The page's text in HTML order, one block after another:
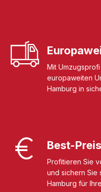
Mit
europaweiten
Hamburg in
Best-
Profitieren Sie
und sichern Sie
Hamburg für